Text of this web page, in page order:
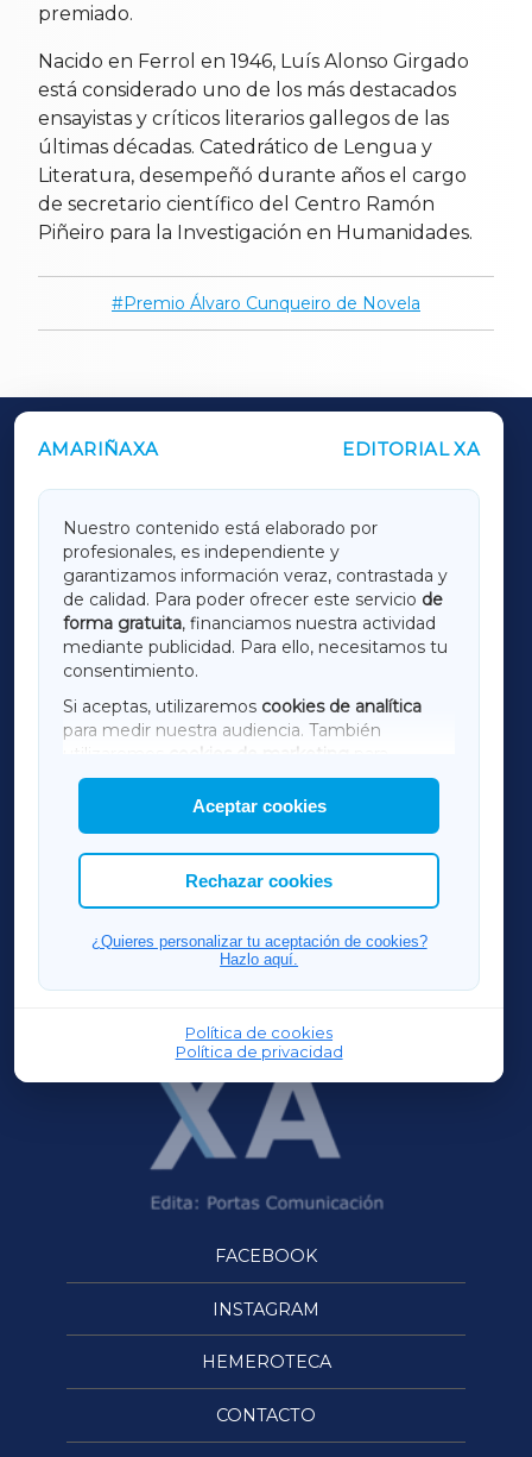
premiado.
Nacido en Ferrol en 1946, Luís Alonso Girgado
está considerado uno de los más destacados
ensayistas y críticos literarios gallegos de las
últimas décadas. Catedrático de Lengua y
Literatura, desempeñó durante años el cargo
de secretario científico del Centro Ramón
Piñeiro para la Investigación en Humanidades.
Premio Álvaro Cunqueiro de Novela
AMARIÑAXA EDITORIAL XA
Nuestro contenido está elaborado por
profesionales, es independiente y
garantizamos información veraz, contrastada y
de calidad. Para poder ofrecer este servicio de
forma gratuita, financiamos nuestra actividad
mediante publicidad. Para ello, necesitamos tu
consentimiento.
Si aceptas, utilizaremos cookies de analítica
para medir nuestra audiencia. También
utilizaremos
cookies de marketing
mostrar publicidad de terceros.
Asimismo, puedes personalizar la elección de
las cookies que deseas permitir.
Aceptar cookies
Rechazar cookies
¿Quieres personalizar tu aceptación de cookies?
Hazlo aquí.
Política de cookies
Política de privacidad
OUTROS PERIÓDICOS
LUGOXA
TERRACHAXA
AMARIÑAXA
RIBEIRASACRAXA
ACORUÑAXA
FERROLXA
OURENSEXA
FACEBOOK
INSTAGRAM
HEMEROTECA
CONTACTO